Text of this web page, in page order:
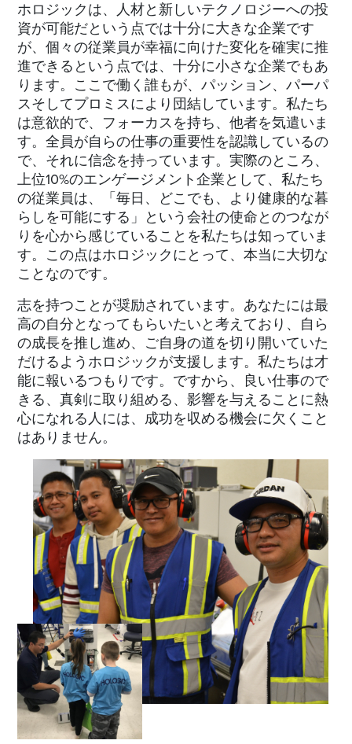
ホロジックは、人材と新しいテクノロジーへの投
資が可能だという点では十分に大きな企業です
が、個々の従業員が幸福に向けた変化を確実に推
進できるという点では、十分に小さな企業でもあ
ります。ここで働く誰もが、パッション、パーパ
スそしてプロミスにより団結しています。私たち
は意欲的で、フォーカスを持ち、他者を気遣いま
す。全員が自らの仕事の重要性を認識しているの
で、それに信念を持っています。実際のところ、
上位10%のエンゲージメント企業として、私たち
の従業員は、「毎日、どこでも、より健康的な暮
らしを可能にする」という会社の使命とのつなが
りを心から感じていることを私たちは知っていま
す。この点はホロジックにとって、本当に大切な
ことなのです。
志を持つことが奨励されています。あなたには最
高の自分となってもらいたいと考えており、自ら
の成長を推し進め、ご自身の道を切り開いていた
だけるようホロジックが支援します。私たちは才
能に報いるつもりです。ですから、良い仕事ので
きる、真剣に取り組める、影響を与えることに熱
心になれる人には、成功を収める機会に欠くこと
はありません。